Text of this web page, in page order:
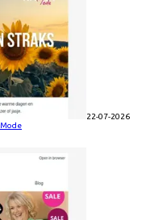
22-07-2026